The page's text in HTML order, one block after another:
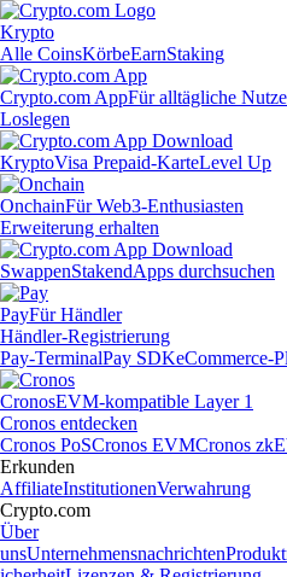
Krypto
Alle CoinsKörbeEarnStaking
Crypto.com AppFür alltägliche
Loslegen
KryptoVisa Prepaid-KarteLevel Up
OnchainFür Web3-Enthusiasten
Erweiterung erhalten
SwappenStakendApps durchsuchen
PayFür Händler
Händler-Registrierung
Pay-TerminalPay SDKeCommerce-
CronosEVM-kompatible Layer 1
Cronos entdecken
Cronos PoSCronos EVMCronos
Erkunden
AffiliateInstitutionenVerwahrung
Crypto.com
Über
unsUnternehmensnachrichten